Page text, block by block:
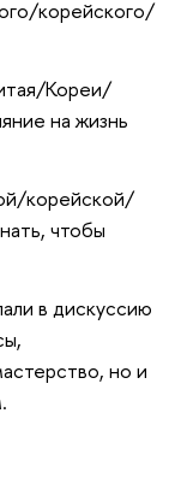
корейского/
Кореи/
на жизнь
корейской/
чтобы
в дискуссию
но и